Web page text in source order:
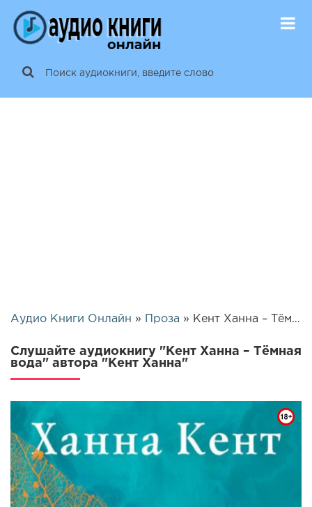
Аудио Книги Онлайн » Проза » Кент Ханна – Тёмная вода | 25717
Слушайте аудиокнигу "Кент Ханна – Тёмная
вода" автора "Кент Ханна"